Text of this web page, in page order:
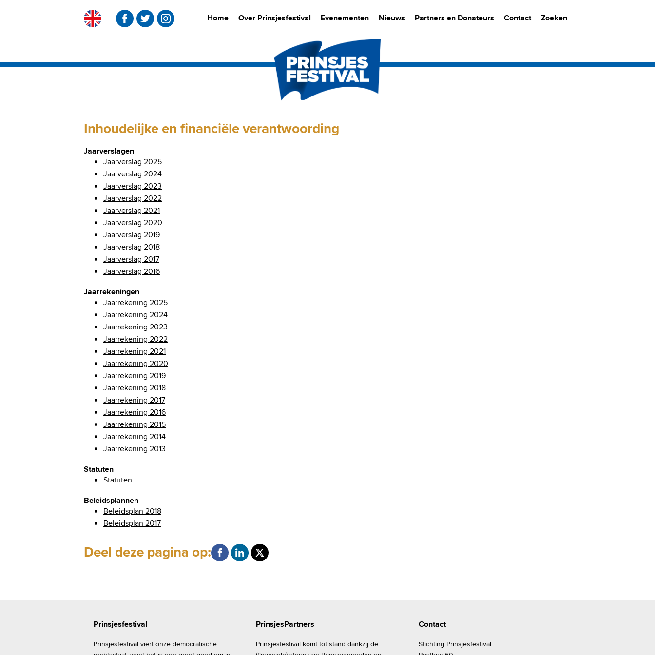
Skip
Home Over Prinsjesfestival Evenementen Nieuws Partners en Donateurs Contact Zoeken
Inhoudelijke en financiële verantwoording
Jaarverslagen
Jaarverslag 2025
Jaarverslag 2024
Jaarverslag 2023
Jaarverslag 2022
Jaarverslag 2021
Jaarverslag 2020
Jaarverslag 2019
Jaarverslag 2018
Jaarverslag 2017
Jaarverslag 2016
Jaarrekeningen
Jaarrekening 2025
Jaarrekening 2024
Jaarrekening 2023
Jaarrekening 2022
Jaarrekening 2021
Jaarrekening 2020
Jaarrekening 2019
Jaarrekening 2018
Jaarrekening 2017
Jaarrekening 2016
Jaarrekening 2015
Jaarrekening 2014
Jaarrekening 2013
Statuten
Statuten
Beleidsplannen
Beleidsplan 2018
Beleidsplan 2017
Deel deze pagina op:
Prinsjesfestival
Prinsjesfestival viert onze democratische
PrinsjesPartners
Prinsjesfestival komt tot stand dankzij de
Contact
Stichting Prinsjesfestival